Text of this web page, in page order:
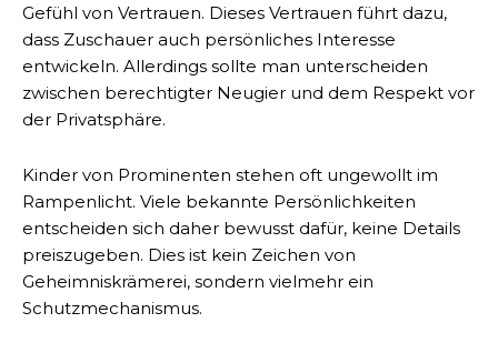
Gefühl von Vertrauen. Dieses Vertrauen führt dazu,
dass Zuschauer auch persönliches Interesse
entwickeln. Allerdings sollte man unterscheiden
zwischen berechtigter Neugier und dem Respekt vor
der Privatsphäre.
Kinder von Prominenten stehen oft ungewollt im
Rampenlicht. Viele bekannte Persönlichkeiten
entscheiden sich daher bewusst dafür, keine Details
preiszugeben. Dies ist kein Zeichen von
Geheimniskrämerei, sondern vielmehr ein
Schutzmechanismus.